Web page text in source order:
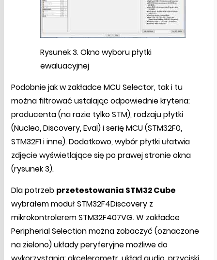
Rysunek 3. Okno wyboru płytki
ewaluacyjnej
Podobnie jak w zakładce MCU Selector, tak i tu
można filtrować ustalając odpowiednie kryteria:
producenta (na razie tylko STM), rodzaju płytki
(Nucleo, Discovery, Eval) i serię MCU (STM32F0,
STM32F1 i inne). Dodatkowo, wybór płytki ułatwia
zdjęcie wyświetlające się po prawej stronie okna
(rysunek 3).
Dla potrzeb przetestowania STM32 Cube
wybrałem moduł STM32F4Discovery z
mikrokontrolerem STM32F407VG. W zakładce
Peripherial Selection można zobaczyć (oznaczone
na zielono) układy peryferyjne możliwe do